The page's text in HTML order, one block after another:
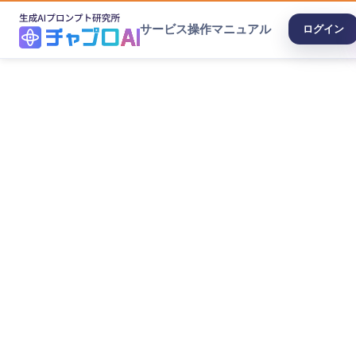
サービス操作マニュアル ログイン